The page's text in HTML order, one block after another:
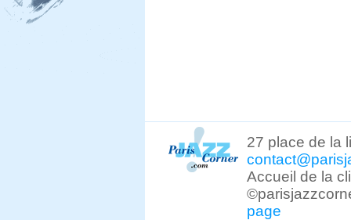
27 place de la
Accueil de la
page